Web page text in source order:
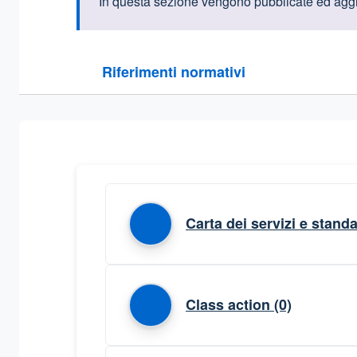
Riferimenti normativi
Sezione compressa
Carta dei servizi e
Class action (0)